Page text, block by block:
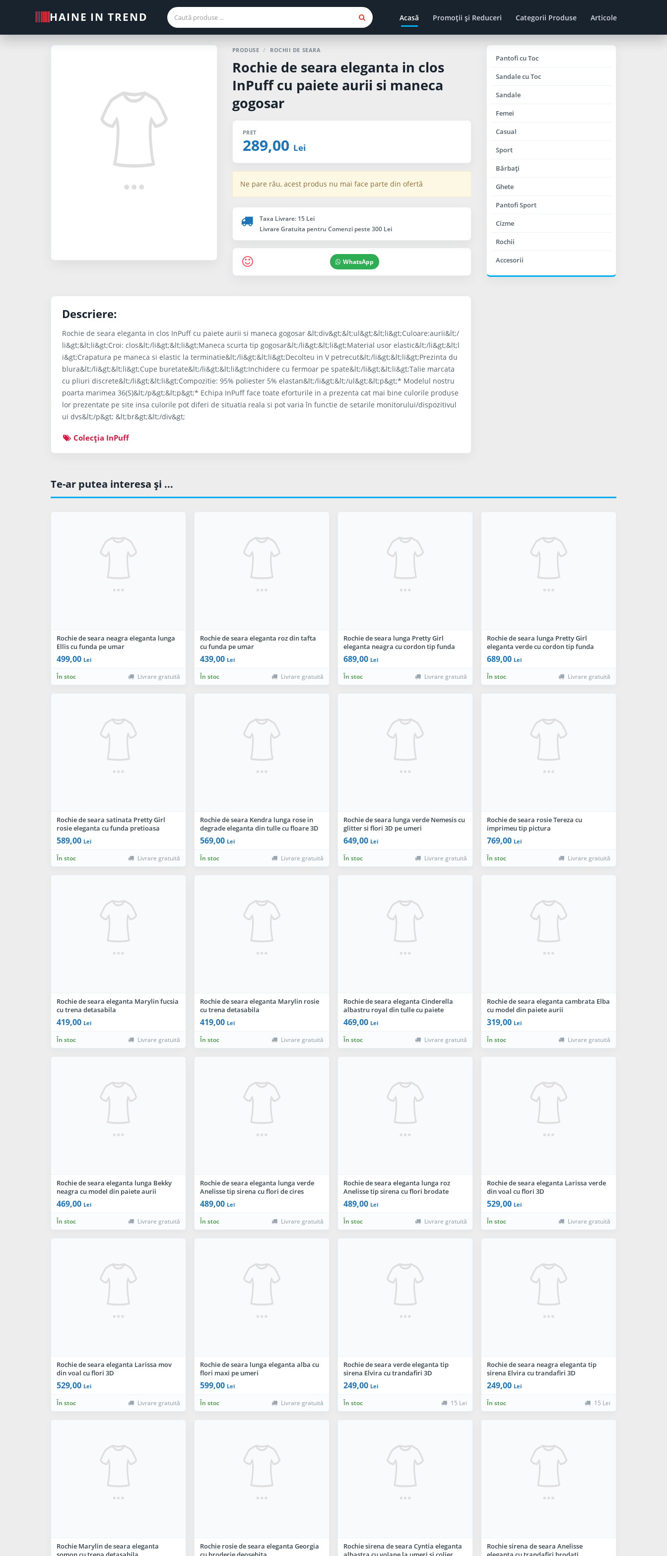
HAINE IN TREND Acasă Promoţii şi Reduceri Categorii Produse Articole
PRODUSE / ROCHII DE SEARA
Rochie de seara eleganta in clos
InPuff cu paiete aurii si maneca
gogosar
PRET
289,00 Lei
Ne pare rău, acest produs nu mai face parte din ofertă
Taxa Livrare: 15 Lei
Livrare Gratuita pentru Comenzi peste 300 Lei
WhatsApp
Descriere:
Rochie de seara eleganta in clos InPuff cu paiete aurii si maneca gogosar &lt;div&gt;&lt;ul&gt;&lt;li&gt;Culoare:aurii&lt;/
li&gt;&lt;li&gt;Croi: clos&lt;/li&gt;&lt;li&gt;Maneca scurta tip gogosar&lt;/li&gt;&lt;li&gt;Material usor elastic&lt;/li&gt;&lt;l
i&gt;Crapatura pe maneca si elastic la terminatie&lt;/li&gt;&lt;li&gt;Decolteu in V petrecut&lt;/li&gt;&lt;li&gt;Prezinta du
blura&lt;/li&gt;&lt;li&gt;Cupe buretate&lt;/li&gt;&lt;li&gt;Inchidere cu fermoar pe spate&lt;/li&gt;&lt;li&gt;Talie marcata
cu pliuri discrete&lt;/li&gt;&lt;li&gt;Compozitie: 95% poliester 5% elastan&lt;/li&gt;&lt;/ul&gt;&lt;p&gt;* Modelul nostru
poarta marimea 36(S)&lt;/p&gt;&lt;p&gt;* Echipa InPuff face toate eforturile in a prezenta cat mai bine culorile produse
lor prezentate pe site insa culorile pot diferi de situatia reala si pot varia în functie de setarile monitorului/dispozitivul
ui dvs&lt;/p&gt; &lt;br&gt;&lt;/div&gt;
Colecţia InPuff
Pantofi cu Toc
Sandale cu Toc
Sandale
Femei
Casual
Sport
Bărbaţi
Ghete
Pantofi Sport
Cizme
Rochii
Accesorii
Te-ar putea interesa şi ...
Rochie de seara neagra eleganta lunga
Ellis cu funda pe umar
499,00 Lei
În stoc Livrare gratuită
Rochie de seara eleganta roz din tafta
cu funda pe umar
439,00 Lei
În stoc Livrare gratuită
Rochie de seara lunga Pretty Girl
eleganta neagra cu cordon tip funda
689,00 Lei
În stoc Livrare gratuită
Rochie de seara lunga Pretty Girl
eleganta verde cu cordon tip funda
689,00 Lei
În stoc Livrare gratuită
Rochie de seara satinata Pretty Girl
rosie eleganta cu funda pretioasa
589,00 Lei
În stoc Livrare gratuită
Rochie de seara Kendra lunga rose in
degrade eleganta din tulle cu floare 3D
569,00 Lei
În stoc Livrare gratuită
Rochie de seara lunga verde Nemesis cu
glitter si flori 3D pe umeri
649,00 Lei
În stoc Livrare gratuită
Rochie de seara rosie Tereza cu
imprimeu tip pictura
769,00 Lei
În stoc Livrare gratuită
Rochie de seara eleganta Marylin fucsia
cu trena detasabila
419,00 Lei
În stoc Livrare gratuită
Rochie de seara eleganta Marylin rosie
cu trena detasabila
419,00 Lei
În stoc Livrare gratuită
Rochie de seara eleganta Cinderella
albastru royal din tulle cu paiete
469,00 Lei
În stoc Livrare gratuită
Rochie de seara eleganta cambrata Elba
cu model din paiete aurii
319,00 Lei
În stoc Livrare gratuită
Rochie de seara eleganta lunga Bekky
neagra cu model din paiete aurii
469,00 Lei
În stoc Livrare gratuită
Rochie de seara eleganta lunga verde
Anelisse tip sirena cu flori de cires
brodate
489,00 Lei
În stoc Livrare gratuită
Rochie de seara eleganta lunga roz
Anelisse tip sirena cu flori brodate
489,00 Lei
În stoc Livrare gratuită
Rochie de seara eleganta Larissa verde
din voal cu flori 3D
529,00 Lei
În stoc Livrare gratuită
Rochie de seara eleganta Larissa mov
din voal cu flori 3D
529,00 Lei
În stoc Livrare gratuită
Rochie de seara lunga eleganta alba cu
flori maxi pe umeri
599,00 Lei
În stoc Livrare gratuită
Rochie de seara verde eleganta tip
sirena Elvira cu trandafiri 3D
249,00 Lei
În stoc 15 Lei
Rochie de seara neagra eleganta tip
sirena Elvira cu trandafiri 3D
249,00 Lei
În stoc 15 Lei
Rochie Marylin de seara eleganta
Rochie rosie de seara eleganta Georgia
Rochie sirena de seara Cyntia eleganta
Rochie sirena de seara Anelisse